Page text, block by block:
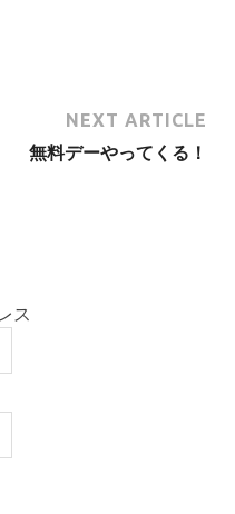
NEXT ARTICLE
無料デーやってくる！
ス